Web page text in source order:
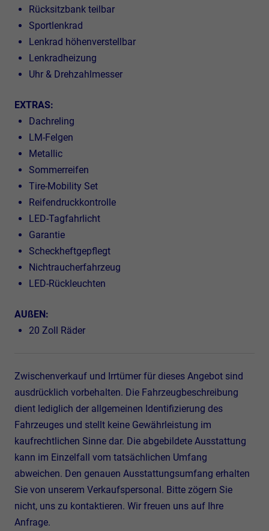
Rücksitzbank teilbar
Sportlenkrad
Lenkrad höhenverstellbar
Lenkradheizung
Uhr & Drehzahlmesser
EXTRAS:
Dachreling
LM-Felgen
Metallic
Sommerreifen
Tire-Mobility Set
Reifendruckkontrolle
LED-Tagfahrlicht
Garantie
Scheckheftgepflegt
Nichtraucherfahrzeug
LED-Rückleuchten
AUßEN:
20 Zoll Räder
Zwischenverkauf und Irrtümer für dieses Angebot sind
ausdrücklich vorbehalten. Die Fahrzeugbeschreibung
dient lediglich der allgemeinen Identifizierung des
Fahrzeuges und stellt keine Gewährleistung im
kaufrechtlichen Sinne dar. Die abgebildete Ausstattung
kann im Einzelfall vom tatsächlichen Umfang
abweichen. Den genauen Ausstattungsumfang erhalten
Sie von unserem Verkaufspersonal. Bitte zögern Sie
nicht, uns zu kontaktieren. Wir freuen uns auf Ihre
Anfrage.